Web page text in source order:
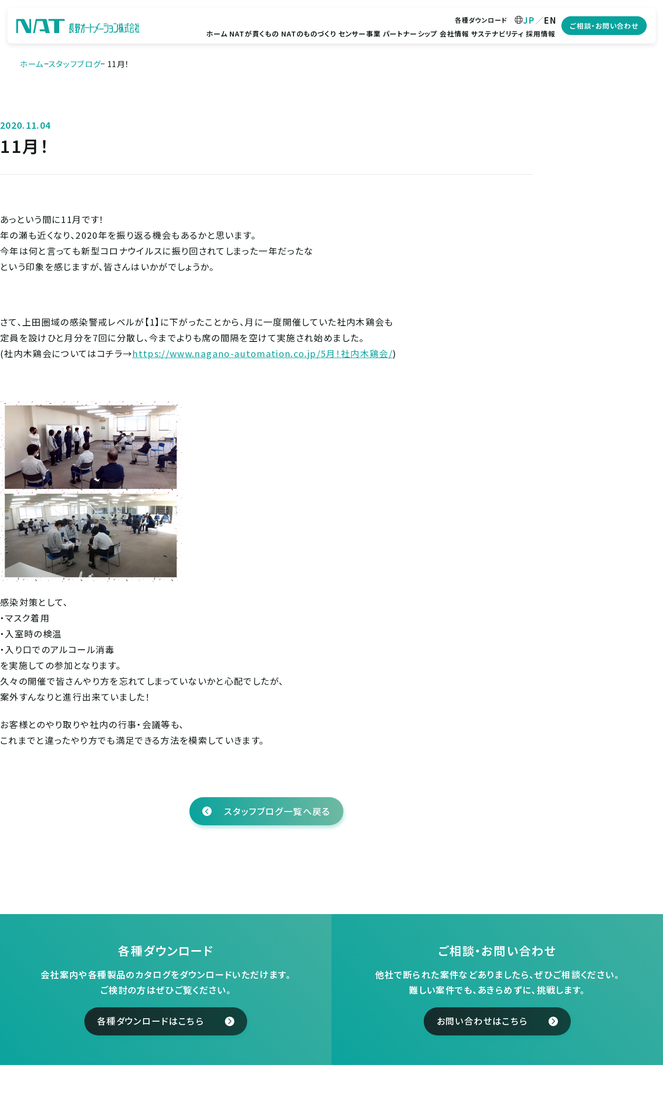
ホーム NATが貫くもの NATのものづくり センサー事業 パートナーシップ 会社情報 サステナビリティ 採用情報
各種ダウンロード EN
JP ご相談・お問い合わせ
ホーム スタッフブログ 11月！
2020.11.04
11月！
あっという間に11月です！
年の瀬も近くなり、2020年を振り返る機会もあるかと思います。
今年は何と言っても新型コロナウイルスに振り回されてしまった一年だったな
という印象を感じますが、皆さんはいかがでしょうか。
さて、上田圏域の感染警戒レベルが【1】に下がったことから、月に一度開催していた社内木鶏会も
定員を設けひと月分を7回に分散し、今までよりも席の間隔を空けて実施され始めました。
(社内木鶏会についてはコチラ→https://www.nagano-automation.co.jp/5月！社内木鶏会/‎)
感染対策として、
・マスク着用
・入室時の検温
・入り口でのアルコール消毒
を実施しての参加となります。
久々の開催で皆さんやり方を忘れてしまっていないかと心配でしたが、
案外すんなりと進行出来ていました！
お客様とのやり取りや社内の行事・会議等も、
これまでと違ったやり方でも満足できる方法を模索していきます。
スタッフブログ一覧へ戻る
各種ダウンロード
会社案内や各種製品のカタログをダウンロードいただけます。
ご検討の方はぜひご覧ください。
各種ダウンロードはこちら
ご相談・お問い合わせ
他社で断られた案件などありましたら、ぜひご相談ください。
難しい案件でも、あきらめずに、挑戦します。
お問い合わせはこちら